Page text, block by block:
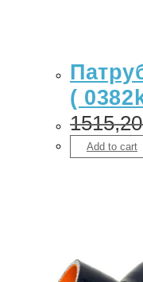
(
Add to cart